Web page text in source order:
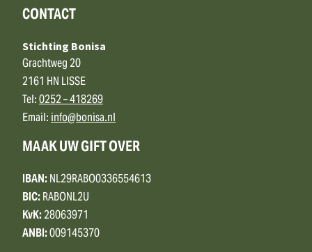
CONTACT
Stichting Bonisa
Grachtweg 20
2161 HN LISSE
Tel:0252 – 418269
Email:info@bonisa.nl
MAAK UW GIFT OVER
IBAN:NL29RABO0336554613
BIC:RABONL2U
KvK:28063971
ANBI:009145370